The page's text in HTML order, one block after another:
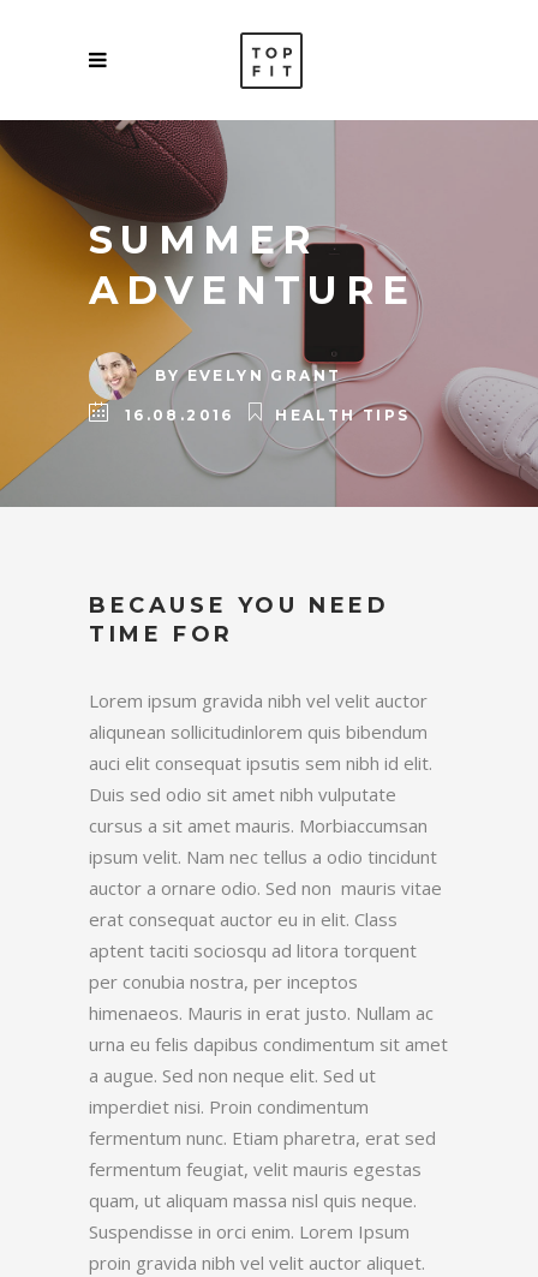
SUMMER
ADVENTURE
BYEVELYN GRANT
16.08.2016 HEALTH TIPS
BECAUSE YOU NEED
TIME FOR
Lorem ipsum gravida nibh vel velit auctor
aliqunean sollicitudinlorem quis bibendum
auci elit consequat ipsutis sem nibh id elit.
Duis sed odio sit amet nibh vulputate
cursus a sit amet mauris. Morbiaccumsan
ipsum velit. Nam nec tellus a odio tincidunt
auctor a ornare odio. Sed non mauris vitae
erat consequat auctor eu in elit. Class
aptent taciti sociosqu ad litora torquent
per conubia nostra, per inceptos
himenaeos. Mauris in erat justo. Nullam ac
urna eu felis dapibus condimentum sit amet
a augue. Sed non neque elit. Sed ut
imperdiet nisi. Proin condimentum
fermentum nunc. Etiam pharetra, erat sed
fermentum feugiat, velit mauris egestas
quam, ut aliquam massa nisl quis neque.
Suspendisse in orci enim. Lorem Ipsum
proin gravida nibh vel velit auctor aliquet.